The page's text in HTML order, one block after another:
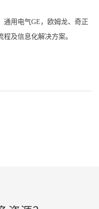
通用电气GE，欧姆龙、奇正
及信息化解决方案。